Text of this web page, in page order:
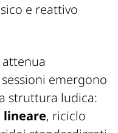
e reattivo
emergono
struttura ludica:
lineare, riciclo